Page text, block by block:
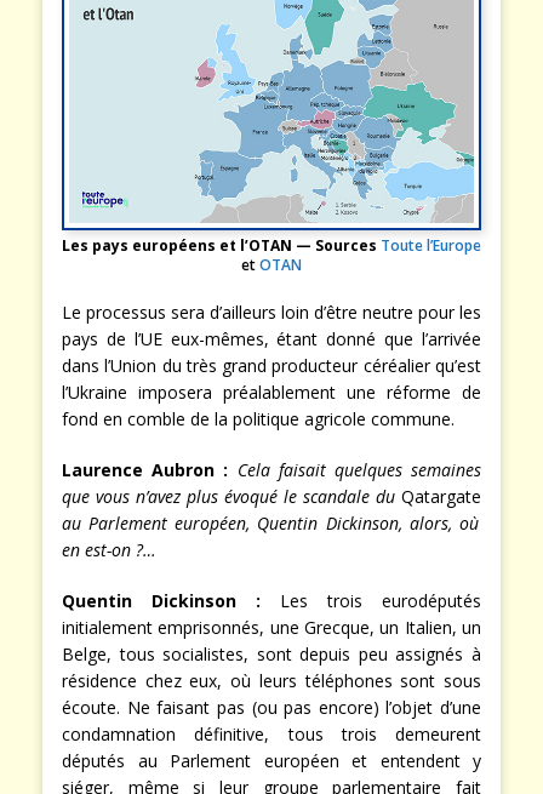
Les pays européens et l’OTAN — Sources Toute l’Europe
etOTAN
Le processus sera d’ailleurs loin d’être neutre pour les
pays de l’UE eux-mêmes, étant donné que l’arrivée
dans l’Union du très grand producteur céréalier qu’est
l’Ukraine imposera préalablement une réforme de
fond en comble de la politique agricole commune.
Laurence Aubron : Cela faisait quelques semaines
que vous n’avez plus évoqué le scandale du Qatargate
au Parlement européen, Quentin Dickinson, alors, où
en est-on ?…
Quentin Dickinson : Les trois eurodéputés
initialement emprisonnés, une Grecque, un Italien, un
Belge, tous socialistes, sont depuis peu assignés à
résidence chez eux, où leurs téléphones sont sous
écoute. Ne faisant pas (ou pas encore) l’objet d’une
condamnation définitive, tous trois demeurent
députés au Parlement européen et entendent y
siéger, même si leur groupe parlementaire fait